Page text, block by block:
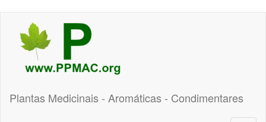
conteúdo
principal
Plantas Medicinais - Aromáticas - Condimentares